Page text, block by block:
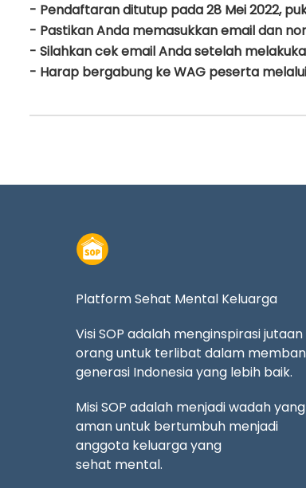
- Pendaftaran ditutup pada 28 Mei 2022,
- Pastikan Anda memasukkan email dan
- Silahkan cek email Anda setelah
- Harap bergabung ke WAG peserta
Platform Sehat Mental Keluarga
Visi SOP adalah menginspirasi jutaan
orang untuk terlibat dalam
generasi Indonesia yang lebih baik.
Misi SOP adalah menjadi wadah yang
aman untuk bertumbuh menjadi
anggota keluarga yang
sehat mental.